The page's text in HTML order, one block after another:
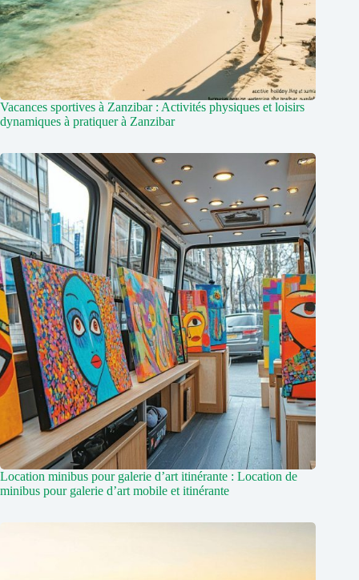
Vacances sportives à Zanzibar : Activités physiques et loisirs
dynamiques à pratiquer à Zanzibar
Location minibus pour galerie d’art itinérante : Location de
minibus pour galerie d’art mobile et itinérante